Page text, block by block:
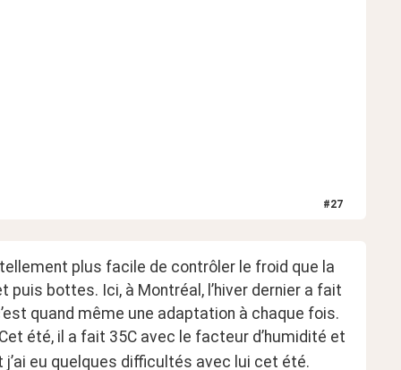
#27
plus facile de contrôler le froid que la
bottes. Ici, à Montréal, l’hiver dernier a fait
quand même une adaptation à chaque fois.
été, il a fait 35C avec le facteur d’humidité et
j’ai eu quelques difficultés avec lui cet été.